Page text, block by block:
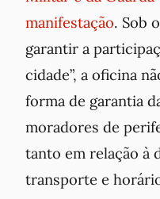
manifestação. Sob
garantir a
cidade”, a oficina
forma de garantia
moradores de
tanto em relação à
transporte e